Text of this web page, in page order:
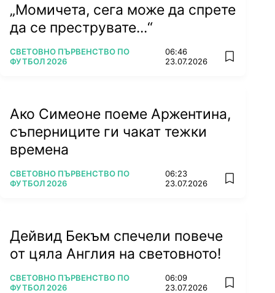
„Момичета, сега може да спрете
да се преструвате...“
ПОВЕЧЕ ОТ
СВЕТОВНО ПЪРВЕНСТВО ПО
ФУТБОЛ 2026
06:46
23.07.2026
add
Ако Симеоне поеме Аржентина,
съперниците ги чакат тежки
времена
ПОВЕЧЕ ОТ
СВЕТОВНО ПЪРВЕНСТВО ПО
ФУТБОЛ 2026
06:23
23.07.2026
add
Дейвид Бекъм спечели повече
от цяла Англия на световното!
ПОВЕЧЕ ОТ
СВЕТОВНО ПЪРВЕНСТВО ПО
ФУТБОЛ 2026
06:09
23.07.2026
add